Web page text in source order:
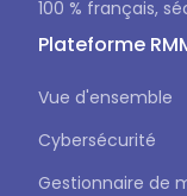
100 % français,
Plateforme
Vue d'ensemble
Cybersécurité
Gestionnaire de